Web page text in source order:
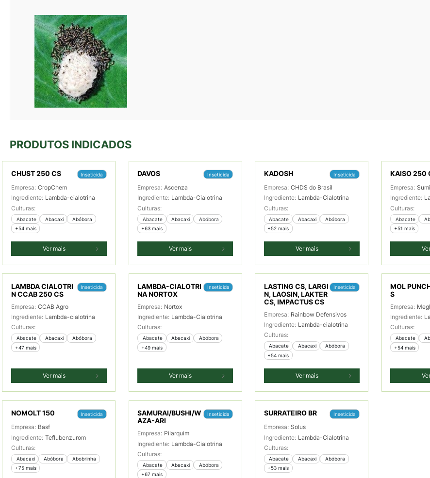
PRODUTOS INDICADOS
CHUST 250 CS Inseticida
Empresa: CropChem
Ingrediente: Lambda-cialotrina
Culturas:
Abacate Abacaxi
Abóbora
+54 mais
Ver mais
DAVOS Inseticida
Empresa: Ascenza
Ingrediente: Lambda-Cialotrina
Culturas:
Abacate Abacaxi
Abóbora
+63 mais
Ver mais
KADOSH Inseticida
Empresa: CHDS do Brasil
Ingrediente: Lambda-Cialotrina
Culturas:
Abacate Abacaxi
Abóbora
+52 mais
Ver mais
KAISO 250
Empresa:
Ingrediente:
Culturas:
Abacate
+51 mais
LAMBDA CIALOTRI
N CCAB 250 CS
Inseticida
Empresa: CCAB Agro
Ingrediente: Lambda-cialotrina
Culturas:
Abacate Abacaxi
Abóbora
+47 mais
Ver mais
LAMBDA-CIALOTRI
NA NORTOX
Inseticida
Empresa: Nortox
Ingrediente: Lambda-Cialotrina
Culturas:
Abacate Abacaxi
Abóbora
+49 mais
Ver mais
LASTING CS, LARGI
N, LAOSIN, LAKTER
CS, IMPACTUS CS
Inseticida
Empresa: Rainbow Defensivos
Ingrediente: Lambda-cialotrina
Culturas:
Abacate Abacaxi
Abóbora
+54 mais
Ver mais
MOL
S
Empresa:
Ingrediente:
Culturas:
Abacate
+54 mais
NOMOLT 150 Inseticida
Empresa: Basf
Ingrediente: Teflubenzurom
Culturas:
Abacaxi Abóbora
Abobrinha
+75 mais
SAMURAI/BUSHI/W
AZA-ARI
Inseticida
Empresa: Pilarquim
Ingrediente: Lambda-Cialotrina
Culturas:
Abacate Abacaxi
Abóbora
+67 mais
SURRATEIRO BR Inseticida
Empresa: Solus
Ingrediente: Lambda-Cialotrina
Culturas:
Abacate Abacaxi
Abóbora
+53 mais